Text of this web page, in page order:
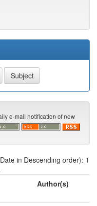
e-mail notification of new
in Descending order): 1
Author(s)